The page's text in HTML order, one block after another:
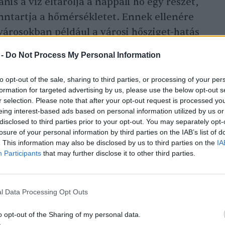
Do Not Process My Personal Information
opt-out of the sale, sharing to third parties, or processing of your
for targeted advertising by us, please use the below opt-out
selection. Please note that after your opt-out request is processed
interest-based ads based on personal information utilized by us
to third parties prior to your opt-out. You may separately
of your personal information by third parties on the IAB’s list of
This information may also be disclosed by us to third parties on the
Participants that may further disclose it to other third parties.
Data Processing Opt Outs
opt-out of the Sharing of my personal data.
a hőmérsékletet. Ennek ellenére
például a városi hősziget-hatás
1981 és 2010 közötti időszakot
ilyen nap volt egy évben, azonban a
tendenciát mutat. Abecslések
akár 29–54 trópusi éjszakára is
persze a nappali) hőmérsékletet azonban
hanem a helyi infrastruktúra, a beépített
is befolyásolhatja.
a trópusi éjszakák